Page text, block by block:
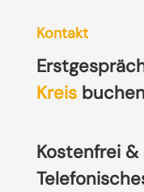
Kontakt
Kreis
Kostenfrei